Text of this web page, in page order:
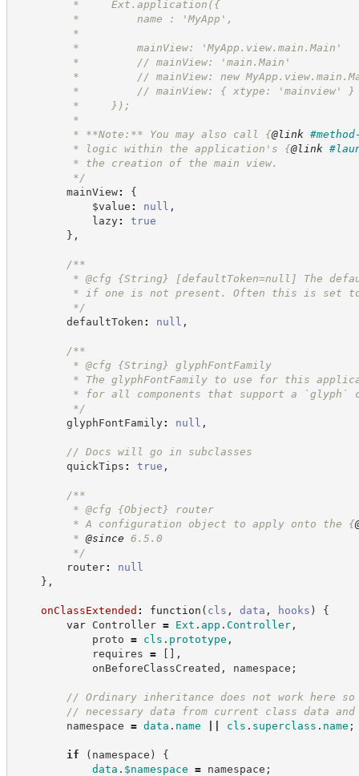
*     Ext.application({
*         name : 'MyApp',
*
*         mainView: 'MyApp.view.main.Main'
*         // mainView: 'main.Main'
*         // mainView: new
*         // mainView: { xtype: 'mainview' }
*     });
*
* **Note:** You may also call {@link
* logic within the application's {@link
* the creation of the main view.
*/
mainView:
{
$value : null ,
lazy:
true
} ,
/**
* @cfg {String}
[defaultToken=null] The
* if one is not present. Often this is set to
*/
defaultToken : null ,
/**
* @cfg {String}
glyphFontFamily
* The glyphFontFamily to use for this
* for all components that support a `glyph`
*/
glyphFontFamily: null ,
// Docs will go in subclasses
quickTips : true ,
/**
* @cfg {Object}
router
* A configuration object to apply onto the {
* @since 6.5.0
*/
router:
null
} ,
onClassExtended : function ( cls , data , hooks )
{
var Controller = Ext . app . Controller,
proto = cls . prototype ,
requires = [ ] ,
onBeforeClassCreated , namespace ;
// Ordinary inheritance does not work here
// necessary data from current class data
namespace = data . name cls . superclass . name ;
if ( namespace )
{
data . $namespace = namespace ;